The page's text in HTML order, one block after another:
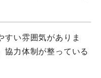
い雰囲気がありま
協力体制が整っている